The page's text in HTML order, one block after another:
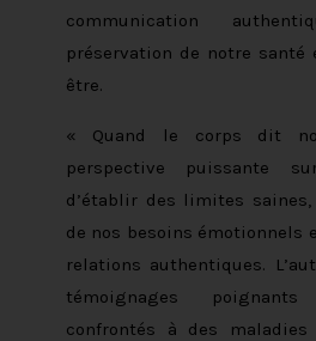
communication
préservation de notre santé
être.
« Quand le corps dit
perspective puissante
d’établir des limites
de nos besoins émotionnels
relations authentiques.
témoignages
confrontés à des